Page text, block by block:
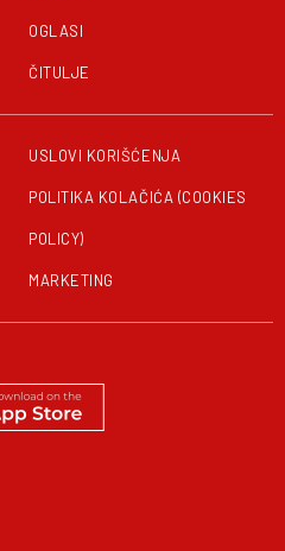
OGLASI
ČITULJE
USLOVI KORIŠĆENJA
POLITIKA KOLAČIĆA (COOKIES
POLICY)
MARKETING